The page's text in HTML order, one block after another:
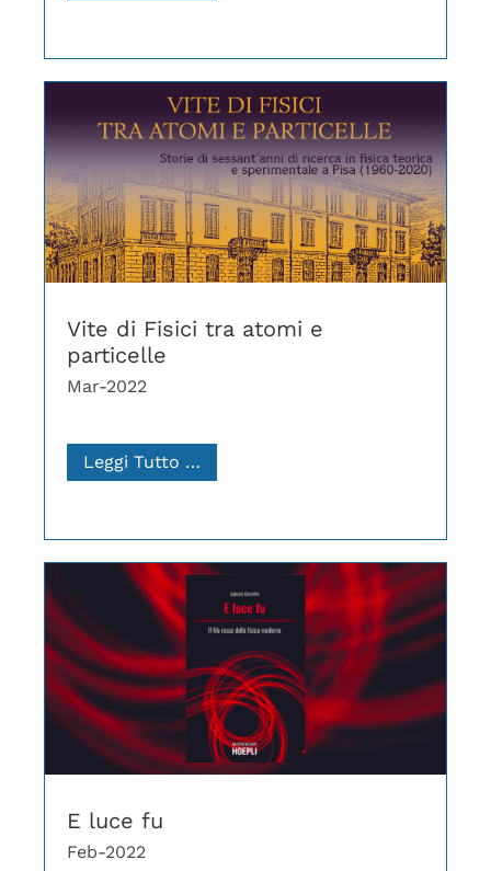
Vite di Fisici tra atomi e
particelle
Mar-2022
Leggi Tutto …
E luce fu
Feb-2022